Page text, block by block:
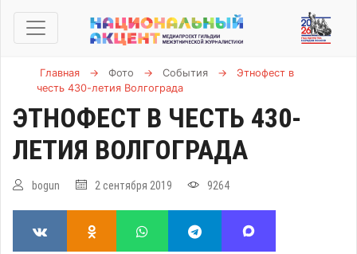
Главная → Фото → События →
Этнофест в
честь 430-летия Волгограда
ЭТНОФЕСТ В ЧЕСТЬ 430-
ЛЕТИЯ ВОЛГОГРАДА
bogun 2 сентября 2019 9264